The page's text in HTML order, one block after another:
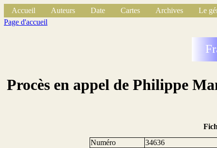
Accueil Auteurs Date Cartes Archives
Le
Page d'accueil
Procès en appel de Philippe
Numéro
34636